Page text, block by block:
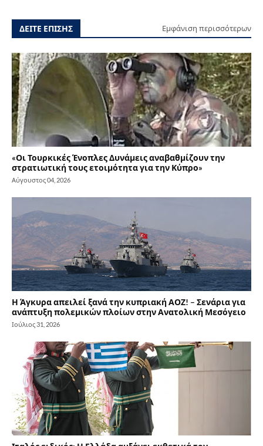
ΔΕΙΤΕ ΕΠΙΣΗΣ Εμφάνιση περισσότερων
«Οι Τουρκικές Ένοπλες Δυνάμεις αναβαθμίζουν την
στρατιωτική τους ετοιμότητα για την Κύπρο»
Αύγουστος 04, 2026
Η Άγκυρα απειλεί ξανά την κυπριακή ΑΟΖ! – Σενάρια για
ανάπτυξη πολεμικών πλοίων στην Ανατολική Μεσόγειο
Ιούλιος 31, 2026